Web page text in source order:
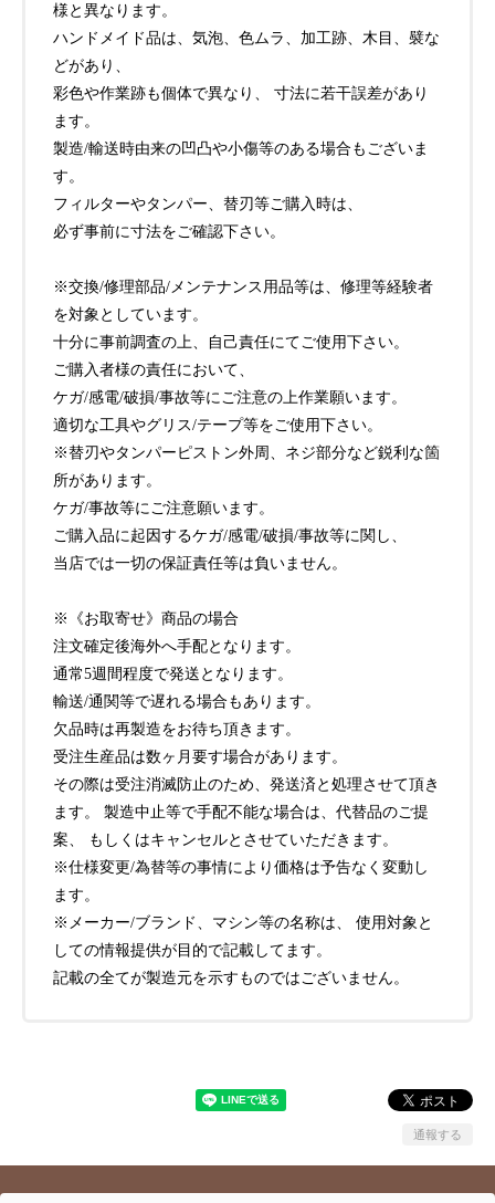
様と異なります。
ハンドメイド品は、気泡、色ムラ、加工跡、木目、襞な
どがあり、
彩色や作業跡も個体で異なり、 寸法に若干誤差があり
ます。
製造/輸送時由来の凹凸や小傷等のある場合もございま
す。
フィルターやタンパー、替刃等ご購入時は、
必ず事前に寸法をご確認下さい。
※交換/修理部品/メンテナンス用品等は、修理等経験者
を対象としています。
十分に事前調査の上、自己責任にてご使用下さい。
ご購入者様の責任において、
ケガ/感電/破損/事故等にご注意の上作業願います。
適切な工具やグリス/テープ等をご使用下さい。
※替刃やタンパーピストン外周、ネジ部分など鋭利な箇
所があります。
ケガ/事故等にご注意願います。
ご購入品に起因するケガ/感電/破損/事故等に関し、
当店では一切の保証責任等は負いません。
※《お取寄せ》商品の場合
注文確定後海外へ手配となります。
通常5週間程度で発送となります。
輸送/通関等で遅れる場合もあります。
欠品時は再製造をお待ち頂きます。
受注生産品は数ヶ月要す場合があります。
その際は受注消滅防止のため、発送済と処理させて頂き
ます。 製造中止等で手配不能な場合は、代替品のご提
案、 もしくはキャンセルとさせていただきます。
※仕様変更/為替等の事情により価格は予告なく変動し
ます。
※メーカー/ブランド、マシン等の名称は、 使用対象と
しての情報提供が目的で記載してます。
記載の全てが製造元を示すものではございません。
通報する